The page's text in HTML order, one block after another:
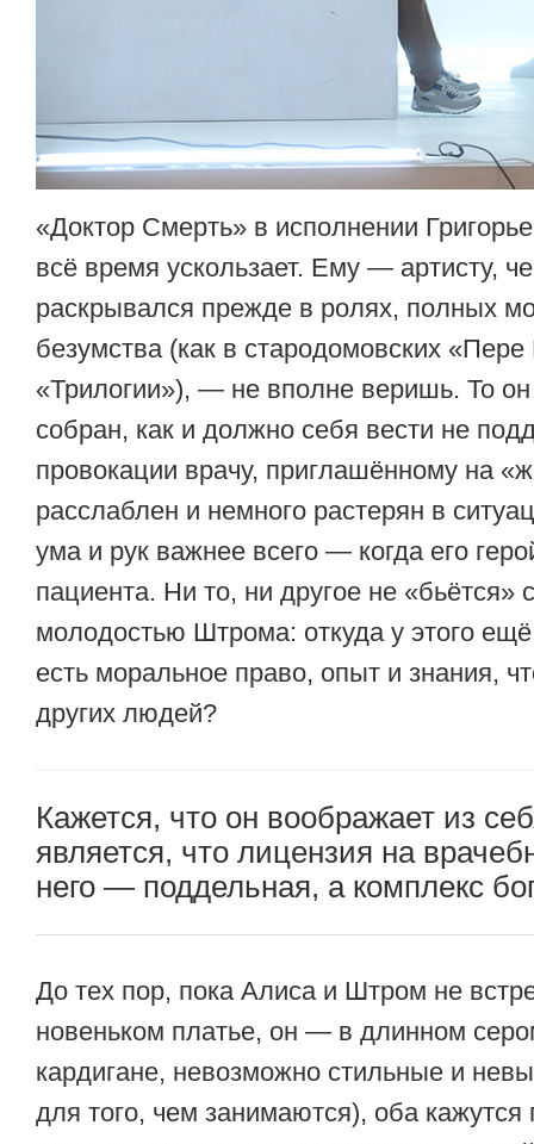
«Доктор Смерть» в исполнении
всё время ускользает. Ему — артисту,
раскрывался прежде в ролях, полных
безумства (как в стародомовских
«Трилогии»), — не вполне веришь. То
собран, как и должно себя вести не
провокации врачу, приглашённому на
расслаблен и немного растерян в
ума и рук важнее всего — когда его
пациента. Ни то, ни другое не «бьётся»
молодостью Штрома: откуда у этого
есть моральное право, опыт и знания,
других людей?
Кажется, что он воображает из
является, что лицензия на
него — поддельная, а комплекс
До тех пор, пока Алиса и Штром не
новеньком платье, он — в длинном
кардигане, невозможно стильные и
для того, чем занимаются), оба кажутся